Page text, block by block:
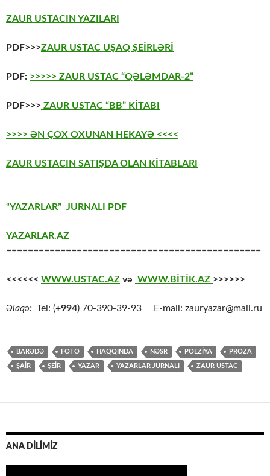
ZAUR USTACIN YAZILARI
PDF>>>ZAUR USTAC UŞAQ ŞEİRLƏRİ
PDF: >>>>> ZAUR USTAC “QƏLƏMDAR-2”
PDF>>> ZAUR USTAC “BB” KİTABI
>>>> ƏN ÇOX OXUNAN HEKAYƏ <<<<
ZAUR USTACIN SATIŞDA OLAN KİTABLARI
“YAZARLAR” JURNALI PDF
YAZARLAR.AZ
===============================================
<<<<<< WWW.USTAC.AZ və WWW.BİTİK.AZ >>>>>>
Əlaqə: Tel: (+994) 70-390-39-93 E-mail: zauryazar@mail.ru
BARƏDƏ FOTO HAQQINDA NƏSR POEZİYA PROZA
ŞAİR ŞEİR YAZAR YAZARLAR JURNALI ZAUR USTAC
ANA DİLİMİZ